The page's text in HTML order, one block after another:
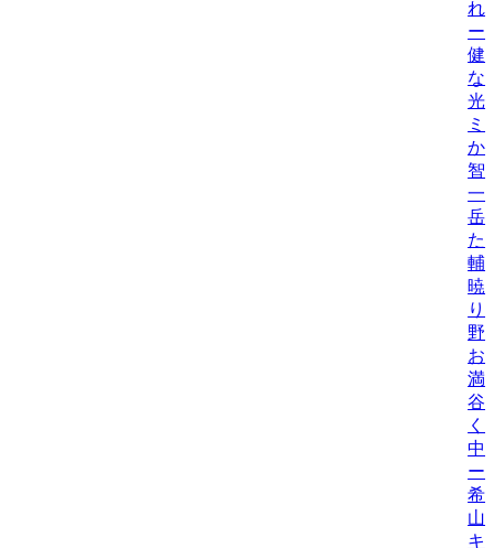
れ
ー
健
な
光
ミ
か/
智
一
岳
た
輔/
暁
り
野
お
満/
谷
く
中
ー
希/
山
キ